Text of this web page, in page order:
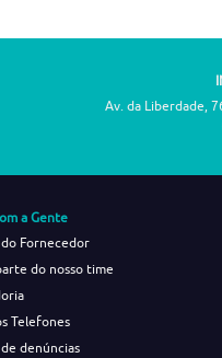
Av. da Liberdade,
a Gente
do Fornecedor
do nosso time
Telefones
de denúncias